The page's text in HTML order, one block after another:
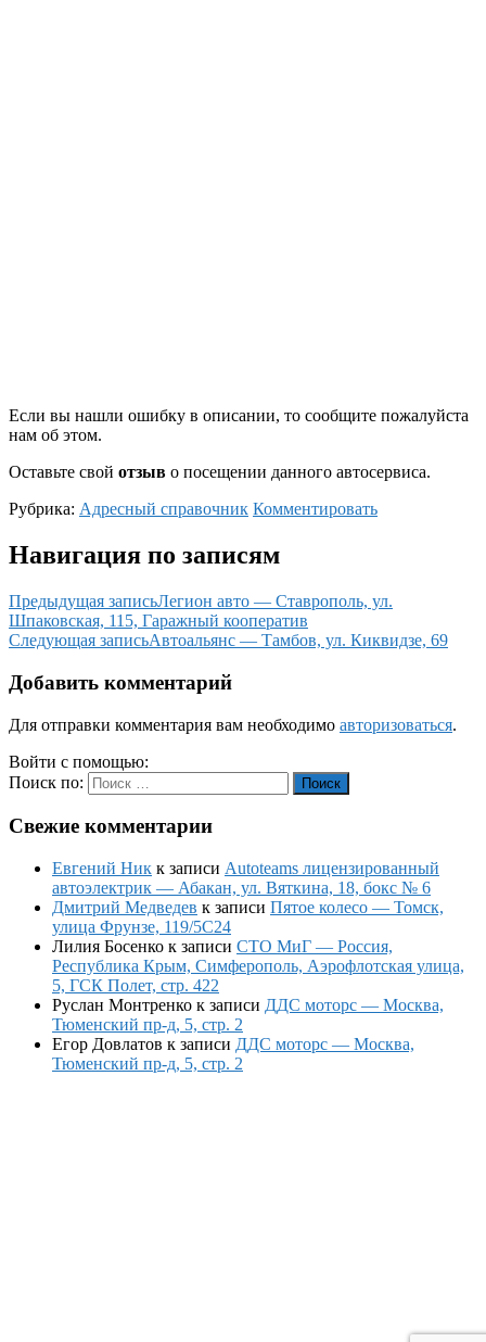
Если вы нашли ошибку в описании, то сообщите пожалуйста
нам об этом.
Оставьте свой отзыв о посещении данного автосервиса.
Рубрика: Адресный справочник Комментировать
Навигация по записям
Предыдущая записьЛегион авто — Ставрополь, ул.
Шпаковская, 115, Гаражный кооператив
Следующая записьАвтоальянс — Тамбов, ул. Киквидзе, 69
Добавить комментарий
Для отправки комментария вам необходимо авторизоваться.
Войти с помощью:
Поиск по:
Поиск
Свежие комментарии
Евгений Ник к записи Autoteams лицензированный
автоэлектрик — Абакан, ул. Вяткина, 18, бокс № 6
Дмитрий Медведев к записи Пятое колесо — Томск,
улица Фрунзе, 119/5С24
Лилия Босенко к записи СТО МиГ — Россия,
Республика Крым, Симферополь, Аэрофлотская улица,
5, ГСК Полет, стр. 422
Руслан Монтренко к записи ДДС моторс — Москва,
Тюменский пр-д, 5, стр. 2
Егор Довлатов к записи ДДС моторс — Москва,
Тюменский пр-д, 5, стр. 2